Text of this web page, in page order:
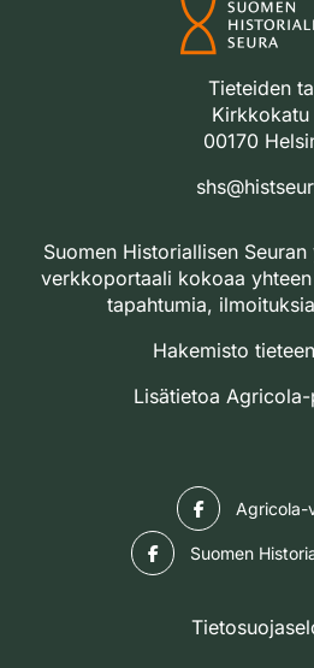
Tieteiden
Kirkkokatu
00170
Suomen Historiallisen
verkkoportaali kokoaa
tapahtumia,
Hakemisto
Lisätietoa
Agricola-
Suomen